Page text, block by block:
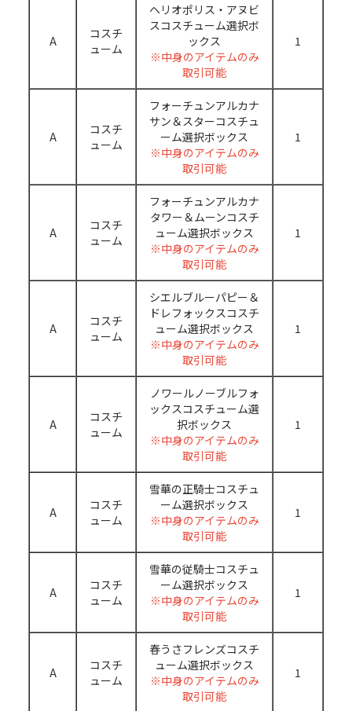
A
コスチ
ューム
ヘリオポリス・アヌビ
スコスチューム選択ボ
ックス
※中身のアイテムのみ
取引可能
1
A
コスチ
ューム
フォーチュンアルカナ
サン＆スターコスチュ
ーム選択ボックス
※中身のアイテムのみ
取引可能
1
A
コスチ
ューム
フォーチュンアルカナ
タワー＆ムーンコスチ
ューム選択ボックス
※中身のアイテムのみ
取引可能
1
A
コスチ
ューム
シエルブルーパピー＆
ドレフォックスコスチ
ューム選択ボックス
※中身のアイテムのみ
取引可能
1
A
コスチ
ューム
ノワールノーブルフォ
ックスコスチューム選
択ボックス
※中身のアイテムのみ
取引可能
1
A
コスチ
ューム
雪華の正騎士コスチュ
ーム選択ボックス
※中身のアイテムのみ
取引可能
1
A
コスチ
ューム
雪華の従騎士コスチュ
ーム選択ボックス
※中身のアイテムのみ
取引可能
1
A
コスチ
ューム
春うさフレンズコスチ
ューム選択ボックス
※中身のアイテムのみ
取引可能
1